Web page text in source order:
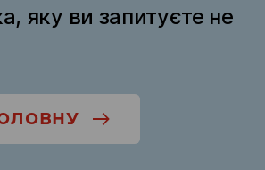
яку ви запитуєте не